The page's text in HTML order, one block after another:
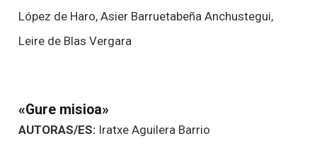
López de Haro, Asier Barruetabeña Anchustegui,
Leire de Blas Vergara
«Gure misioa»
AUTORAS/ES:Iratxe Aguilera Barrio